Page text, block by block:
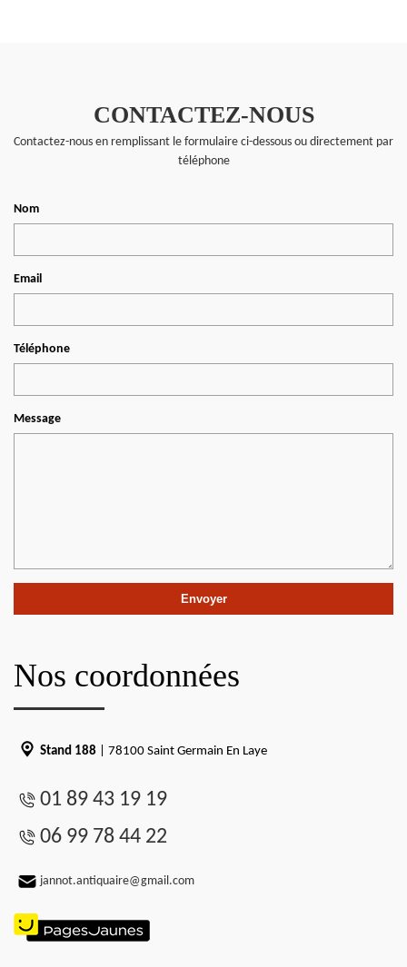
CONTACTEZ-NOUS
Contactez-nous en remplissant le formulaire ci-dessous ou directement par
téléphone
Nom
Email
Téléphone
Message
Nos coordonnées
Stand 188 | 78100 Saint Germain En Laye
01 89 43 19 19
06 99 78 44 22
jannot.antiquaire@gmail.com